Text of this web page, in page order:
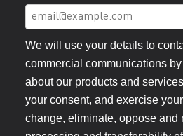
We will use your details to
commercial communications
about our products and
your consent, and exercise
change, eliminate, oppose and